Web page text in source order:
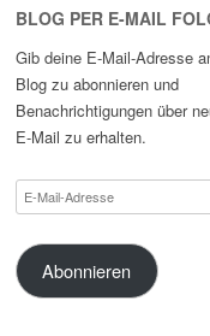
BLOG PER E-MAIL
Gib deine E-Mail-Adresse
Blog zu abonnieren und
Benachrichtigungen über
E-Mail zu erhalten.
E-
Mail-
Adresse
Abonnieren